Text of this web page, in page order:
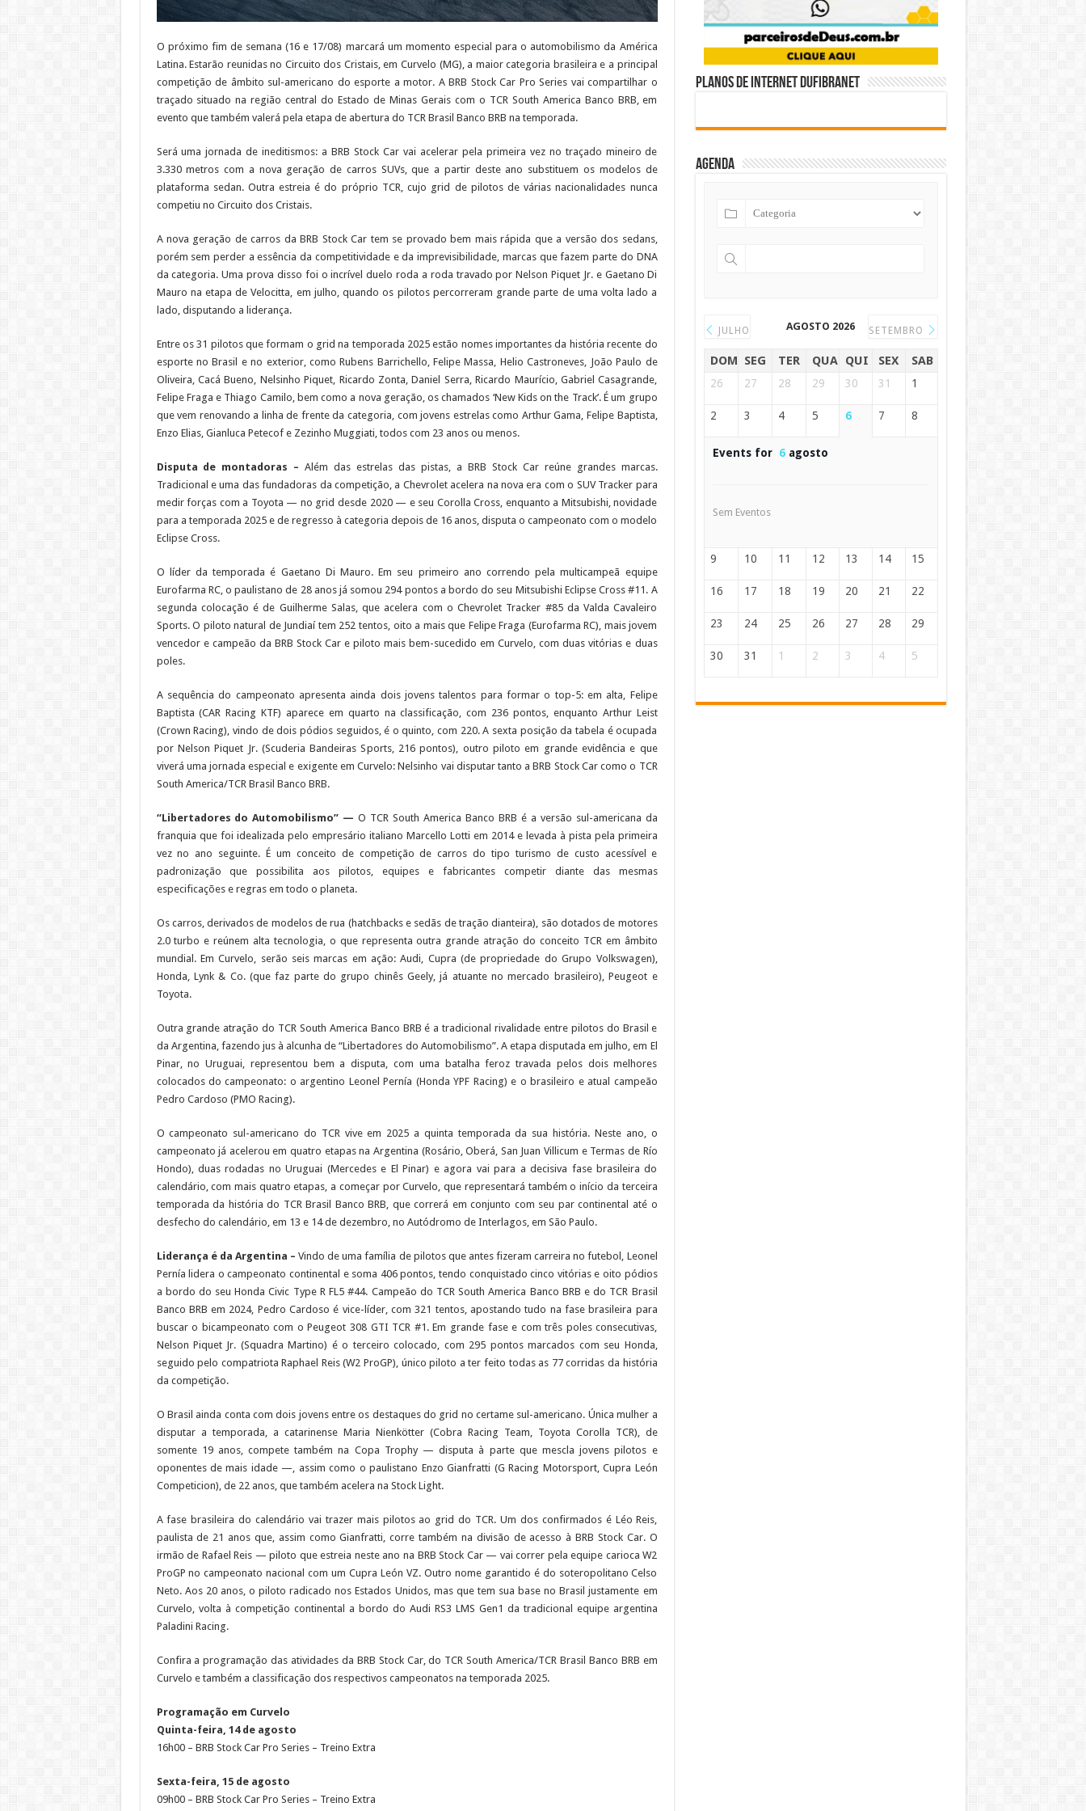
O próximo fim de semana (16 e 17/08) marcará um momento especial para o automobilismo da América
Latina. Estarão reunidas no Circuito dos Cristais, em Curvelo (MG), a maior categoria brasileira e a principal
competição de âmbito sul-americano do esporte a motor. A BRB Stock Car Pro Series vai compartilhar o
traçado situado na região central do Estado de Minas Gerais com o TCR South America Banco BRB, em
evento que também valerá pela etapa de abertura do TCR Brasil Banco BRB na temporada.
Será uma jornada de ineditismos: a BRB Stock Car vai acelerar pela primeira vez no traçado mineiro de
3.330 metros com a nova geração de carros SUVs, que a partir deste ano substituem os modelos de
plataforma sedan. Outra estreia é do próprio TCR, cujo grid de pilotos de várias nacionalidades nunca
competiu no Circuito dos Cristais.
A nova geração de carros da BRB Stock Car tem se provado bem mais rápida que a versão dos sedans,
porém sem perder a essência da competitividade e da imprevisibilidade, marcas que fazem parte do DNA
da categoria. Uma prova disso foi o incrível duelo roda a roda travado por Nelson Piquet Jr. e Gaetano Di
Mauro na etapa de Velocitta, em julho, quando os pilotos percorreram grande parte de uma volta lado a
lado, disputando a liderança.
Entre os 31 pilotos que formam o grid na temporada 2025 estão nomes importantes da história recente do
esporte no Brasil e no exterior, como Rubens Barrichello, Felipe Massa, Helio Castroneves, João Paulo de
Oliveira, Cacá Bueno, Nelsinho Piquet, Ricardo Zonta, Daniel Serra, Ricardo Maurício, Gabriel Casagrande,
Felipe Fraga e Thiago Camilo, bem como a nova geração, os chamados ‘New Kids on the Track’. É um grupo
que vem renovando a linha de frente da categoria, com jovens estrelas como Arthur Gama, Felipe Baptista,
Enzo Elias, Gianluca Petecof e Zezinho Muggiati, todos com 23 anos ou menos.
Disputa de montadoras –Além das estrelas das pistas, a BRB Stock Car reúne grandes marcas.
Tradicional e uma das fundadoras da competição, a Chevrolet acelera na nova era com o SUV Tracker para
medir forças com a Toyota — no grid desde 2020 — e seu Corolla Cross, enquanto a Mitsubishi, novidade
para a temporada 2025 e de regresso à categoria depois de 16 anos, disputa o campeonato com o modelo
Eclipse Cross.
O líder da temporada é Gaetano Di Mauro. Em seu primeiro ano correndo pela multicampeã equipe
Eurofarma RC, o paulistano de 28 anos já somou 294 pontos a bordo do seu Mitsubishi Eclipse Cross #11. A
segunda colocação é de Guilherme Salas, que acelera com o Chevrolet Tracker #85 da Valda Cavaleiro
Sports. O piloto natural de Jundiaí tem 252 tentos, oito a mais que Felipe Fraga (Eurofarma RC), mais jovem
vencedor e campeão da BRB Stock Car e piloto mais bem-sucedido em Curvelo, com duas vitórias e duas
poles.
A sequência do campeonato apresenta ainda dois jovens talentos para formar o top-5: em alta, Felipe
Baptista (CAR Racing KTF) aparece em quarto na classificação, com 236 pontos, enquanto Arthur Leist
(Crown Racing), vindo de dois pódios seguidos, é o quinto, com 220. A sexta posição da tabela é ocupada
por Nelson Piquet Jr. (Scuderia Bandeiras Sports, 216 pontos), outro piloto em grande evidência e que
viverá uma jornada especial e exigente em Curvelo: Nelsinho vai disputar tanto a BRB Stock Car como o TCR
South America/TCR Brasil Banco BRB.
“Libertadores do Automobilismo” —O TCR South America Banco BRB é a versão sul-americana da
franquia que foi idealizada pelo empresário italiano Marcello Lotti em 2014 e levada à pista pela primeira
vez no ano seguinte. É um conceito de competição de carros do tipo turismo de custo acessível e
padronização que possibilita aos pilotos, equipes e fabricantes competir diante das mesmas
especificações e regras em todo o planeta.
Os carros, derivados de modelos de rua (hatchbacks e sedãs de tração dianteira), são dotados de motores
2.0 turbo e reúnem alta tecnologia, o que representa outra grande atração do conceito TCR em âmbito
mundial. Em Curvelo, serão seis marcas em ação: Audi, Cupra (de propriedade do Grupo Volkswagen),
Honda, Lynk & Co. (que faz parte do grupo chinês Geely, já atuante no mercado brasileiro), Peugeot e
Toyota.
Outra grande atração do TCR South America Banco BRB é a tradicional rivalidade entre pilotos do Brasil e
da Argentina, fazendo jus à alcunha de “Libertadores do Automobilismo”. A etapa disputada em julho, em El
Pinar, no Uruguai, representou bem a disputa, com uma batalha feroz travada pelos dois melhores
colocados do campeonato: o argentino Leonel Pernía (Honda YPF Racing) e o brasileiro e atual campeão
Pedro Cardoso (PMO Racing).
O campeonato sul-americano do TCR vive em 2025 a quinta temporada da sua história. Neste ano, o
campeonato já acelerou em quatro etapas na Argentina (Rosário, Oberá, San Juan Villicum e Termas de Río
Hondo), duas rodadas no Uruguai (Mercedes e El Pinar) e agora vai para a decisiva fase brasileira do
calendário, com mais quatro etapas, a começar por Curvelo, que representará também o início da terceira
temporada da história do TCR Brasil Banco BRB, que correrá em conjunto com seu par continental até o
desfecho do calendário, em 13 e 14 de dezembro, no Autódromo de Interlagos, em São Paulo.
Liderança é da Argentina –Vindo de uma família de pilotos que antes fizeram carreira no futebol, Leonel
Pernía lidera o campeonato continental e soma 406 pontos, tendo conquistado cinco vitórias e oito pódios
a bordo do seu Honda Civic Type R FL5 #44. Campeão do TCR South America Banco BRB e do TCR Brasil
Banco BRB em 2024, Pedro Cardoso é vice-líder, com 321 tentos, apostando tudo na fase brasileira para
buscar o bicampeonato com o Peugeot 308 GTI TCR #1. Em grande fase e com três poles consecutivas,
Nelson Piquet Jr. (Squadra Martino) é o terceiro colocado, com 295 pontos marcados com seu Honda,
seguido pelo compatriota Raphael Reis (W2 ProGP), único piloto a ter feito todas as 77 corridas da história
da competição.
O Brasil ainda conta com dois jovens entre os destaques do grid no certame sul-americano. Única mulher a
disputar a temporada, a catarinense Maria Nienkötter (Cobra Racing Team, Toyota Corolla TCR), de
somente 19 anos, compete também na Copa Trophy — disputa à parte que mescla jovens pilotos e
oponentes de mais idade —, assim como o paulistano Enzo Gianfratti (G Racing Motorsport, Cupra León
Competicion), de 22 anos, que também acelera na Stock Light.
A fase brasileira do calendário vai trazer mais pilotos ao grid do TCR. Um dos confirmados é Léo Reis,
paulista de 21 anos que, assim como Gianfratti, corre também na divisão de acesso à BRB Stock Car. O
irmão de Rafael Reis — piloto que estreia neste ano na BRB Stock Car — vai correr pela equipe carioca W2
ProGP no campeonato nacional com um Cupra León VZ. Outro nome garantido é do soteropolitano Celso
Neto. Aos 20 anos, o piloto radicado nos Estados Unidos, mas que tem sua base no Brasil justamente em
Curvelo, volta à competição continental a bordo do Audi RS3 LMS Gen1 da tradicional equipe argentina
Paladini Racing.
Confira a programação das atividades da BRB Stock Car, do TCR South America/TCR Brasil Banco BRB em
Curvelo e também a classificação dos respectivos campeonatos na temporada 2025.
Programação em Curvelo
Quinta-feira, 14 de agosto
16h00 – BRB Stock Car Pro Series – Treino Extra
Sexta-feira, 15 de agosto
09h00 – BRB Stock Car Pro Series – Treino Extra
Planos de internet DUFIBRANET
Agenda
JULHO AGOSTO 2026 SETEMBRO
DOM SEG TER QUA QUI SEX SAB
26 27 28 29 30 31 1
2 3 4 5 6 7 8
Events for 6agosto
Sem Eventos
9 10 11 12 13 14 15
16 17 18 19 20 21 22
23 24 25 26 27 28 29
30 31 1 2 3 4 5